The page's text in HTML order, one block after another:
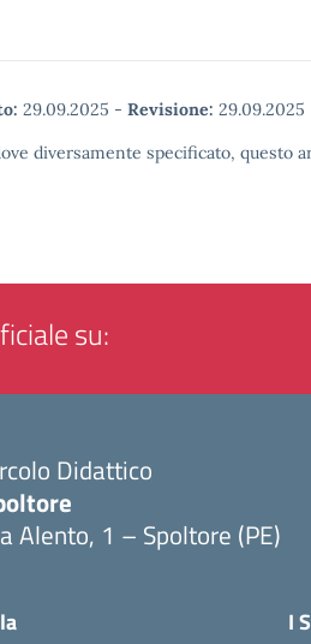
29.09.2025 - Revisione: 29.09.2025
diversamente specificato, questo
su:
Didattico
Alento, 1 – Spoltore (PE)
I